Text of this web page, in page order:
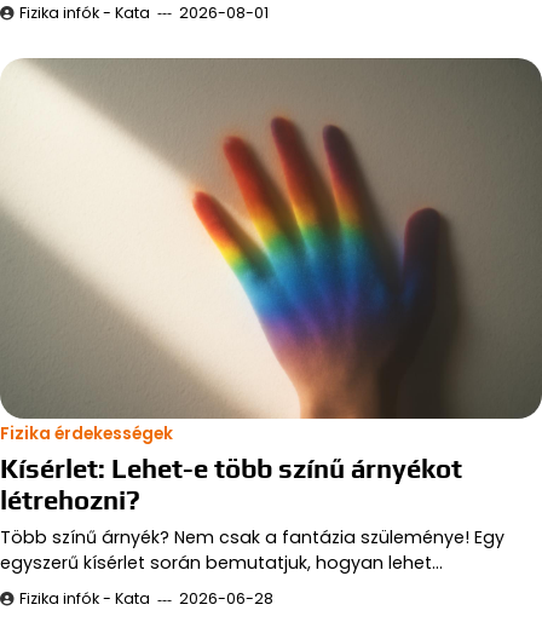
Fizika infók - Kata 2026-08-01
Fizika érdekességek
Kísérlet: Lehet-e több színű árnyékot
létrehozni?
Több színű árnyék? Nem csak a fantázia szüleménye! Egy
egyszerű kísérlet során bemutatjuk, hogyan lehet…
Fizika infók - Kata 2026-06-28